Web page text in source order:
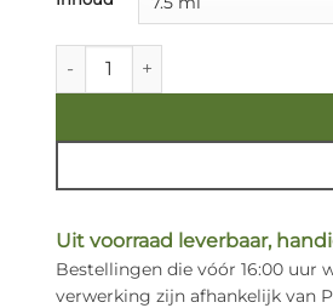
€
Violet - Californische FES Flower
Uit voorraad leverbaar,
Bestellingen die vóór 16:00 uur
verwerking zijn afhankelijk van